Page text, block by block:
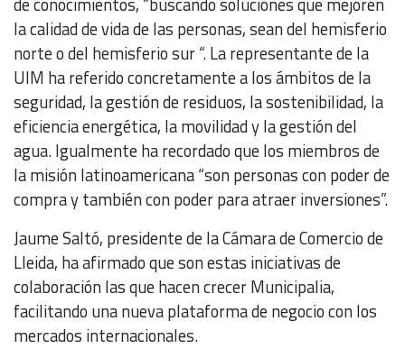
la calidad de vida de las personas, sean del hemisferio
norte o del hemisferio sur “. La representante de la
UIM ha referido concretamente a los ámbitos de la
seguridad, la gestión de residuos, la sostenibilidad, la
eficiencia energética, la movilidad y la gestión del
agua. Igualmente ha recordado que los miembros de
la misión latinoamericana “son personas con poder de
compra y también con poder para atraer inversiones”.
Jaume Saltó, presidente de la Cámara de Comercio de
Lleida, ha afirmado que son estas iniciativas de
colaboración las que hacen crecer Municipalia,
facilitando una nueva plataforma de negocio con los
mercados internacionales.